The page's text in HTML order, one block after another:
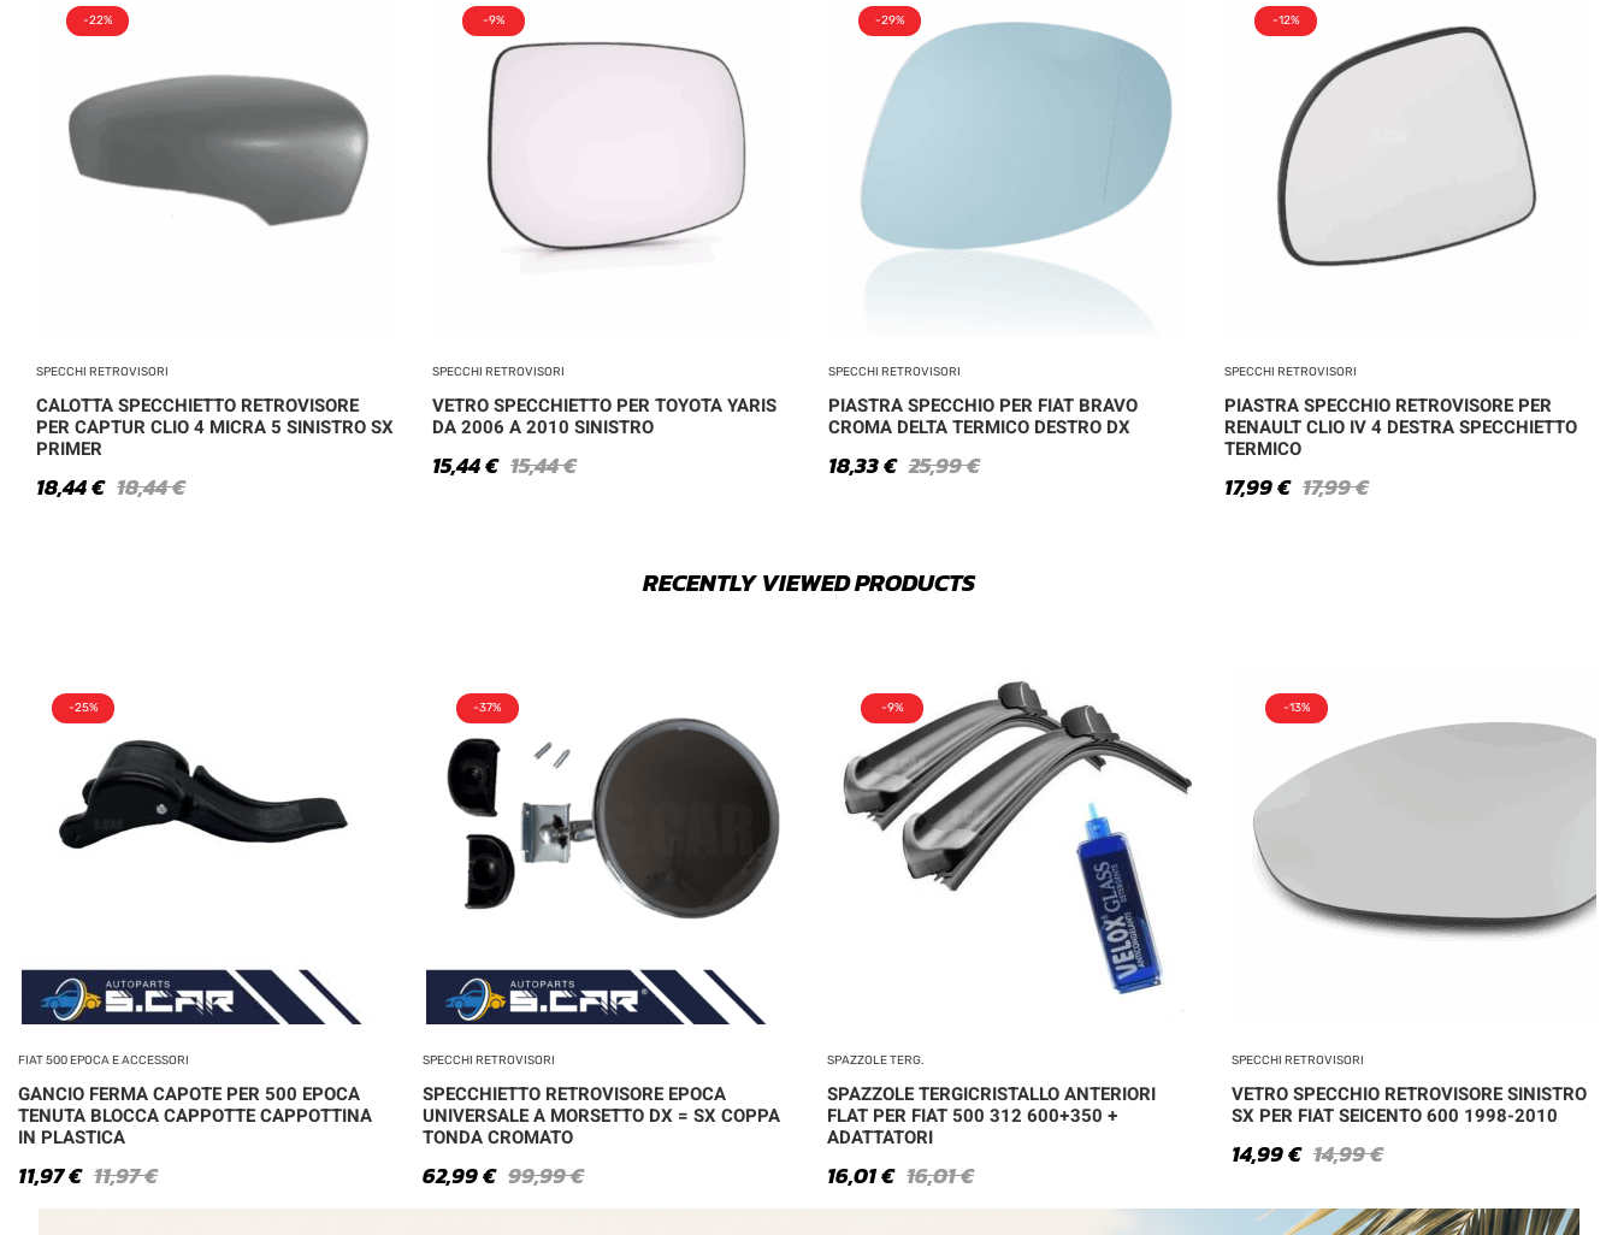
-22%
SPECCHI RETROVISORI
CALOTTA SPECCHIETTO RETROVISORE
PER CAPTUR CLIO 4 MICRA 5 SINISTRO SX
PRIMER
18,44€
18,44€
-9%
SPECCHI RETROVISORI
VETRO SPECCHIETTO PER TOYOTA YARIS
DA 2006 A 2010 SINISTRO
15,44€
15,44€
-29%
SPECCHI RETROVISORI
PIASTRA SPECCHIO PER FIAT BRAVO
CROMA DELTA TERMICO DESTRO DX
25,99€
18,33€
-12%
SPECCHI RETROVISORI
PIASTRA SPECCHIO RETROVISORE PER
RENAULT CLIO IV 4 DESTRA SPECCHIETTO
TERMICO
17,99€
17,99€
RECENTLY VIEWED PRODUCTS
-25%
FIAT 500 EPOCA E ACCESSORI
GANCIO FERMA CAPOTE PER 500 EPOCA
TENUTA BLOCCA CAPPOTTE CAPPOTTINA
IN PLASTICA
11,97€
11,97€
-37%
SPECCHI RETROVISORI
SPECCHIETTO RETROVISORE EPOCA
UNIVERSALE A MORSETTO DX = SX COPPA
TONDA CROMATO
99,99€
62,99€
-9%
SPAZZOLE TERG.
SPAZZOLE TERGICRISTALLO ANTERIORI
FLAT PER FIAT 500 312 600+350 +
ADATTATORI
16,01€
16,01€
-13%
SPECCHI RETROVISORI
VETRO SPECCHIO RETROVISORE SINISTRO
SX PER FIAT SEICENTO 600 1998-2010
14,99€
14,99€